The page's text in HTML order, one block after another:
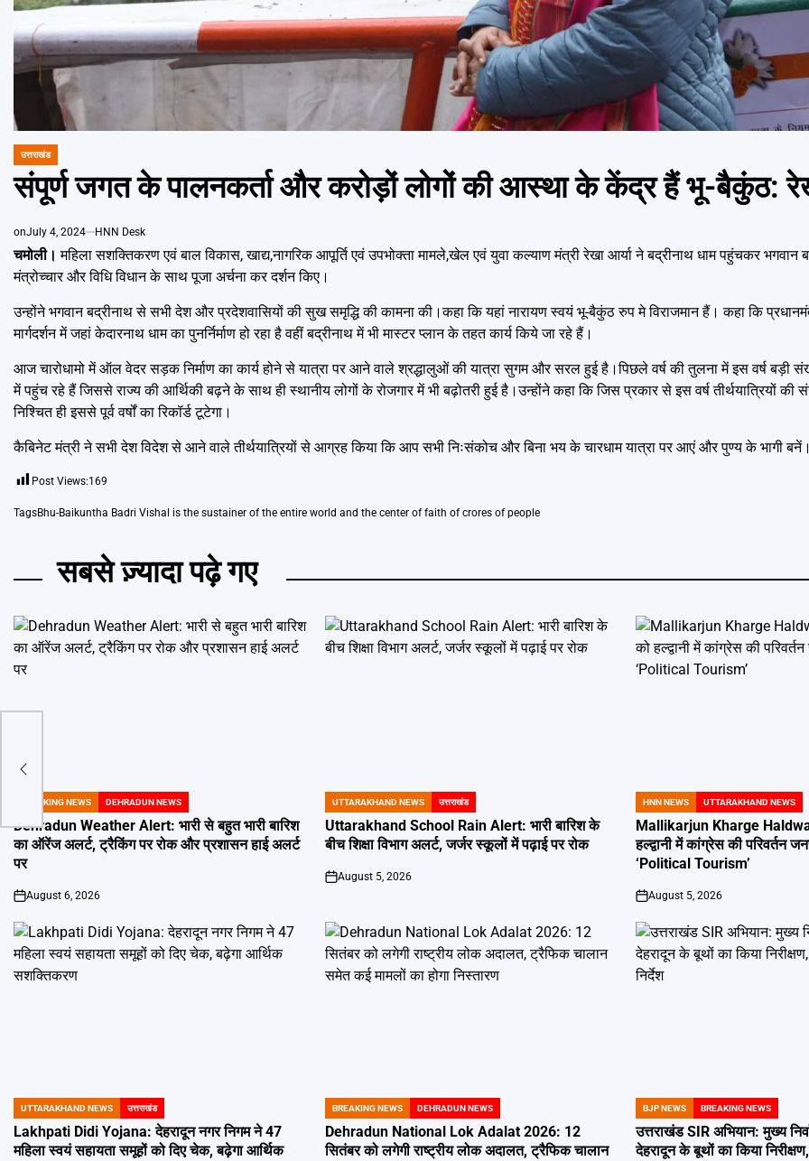
POSTED
उत्तराखंड
संपूर्ण जगत के पालनकर्ता और करोड़ों लोगों की आस्था के केंद्र हैं भू-बैकुंठ:
onJuly 4, 2024 HNN Desk
चमोली। महिला सशक्तिकरण एवं बाल विकास, खाद्य,नागरिक आपूर्ति एवं उपभोक्ता मामले,खेल एवं युवा कल्याण मंत्री रेखा आर्या ने बद्रीनाथ धाम पहुंचकर भगवान
मंत्रोच्चार और विधि विधान के साथ पूजा अर्चना कर दर्शन किए।
उन्होंने भगवान बद्रीनाथ से सभी देश और प्रदेशवासियों की सुख समृद्धि की कामना की।कहा कि यहां नारायण स्वयं भू-बैकुंठ रुप मे विराजमान हैं। कहा कि
मार्गदर्शन में जहां केदारनाथ धाम का पुनर्निर्माण हो रहा है वहीं बद्रीनाथ में भी मास्टर प्लान के तहत कार्य किये जा रहे हैं।
आज चारोधामो में ऑल वेदर सड़क निर्माण का कार्य होने से यात्रा पर आने वाले श्रद्धालुओं की यात्रा सुगम और सरल हुई है।पिछले वर्ष की तुलना में इस वर्ष बड़ी
में पहुंच रहे हैं जिससे राज्य की आर्थिकी बढ़ने के साथ ही स्थानीय लोगों के रोजगार में भी बढ़ोतरी हुई है।उन्होंने कहा कि जिस प्रकार से इस वर्ष तीर्थयात्रियों की
निश्चित ही इससे पूर्व वर्षों का रिकॉर्ड टूटेगा।
कैबिनेट मंत्री ने सभी देश विदेश से आने वाले तीर्थयात्रियों से आग्रह किया कि आप सभी निःसंकोच और बिना भय के चारधाम यात्रा पर आएं और पुण्य के भागी बनें।
Post Views:169
TagsBhu-Baikuntha Badri Vishal is the sustainer of the entire world and the center of faith of crores of people
सबसे ज़्यादा पढ़े गए
POSTED
BREAKING NEWS DEHRADUN NEWS
Dehradun Weather Alert: भारी से बहुत भारी बारिश
का ऑरेंज अलर्ट, ट्रैकिंग पर रोक और प्रशासन हाई अलर्ट
पर
on
August 6, 2026
POSTED
IN
UTTARAKHAND NEWS उत्तराखंड
Uttarakhand School Rain Alert: भारी बारिश के
बीच शिक्षा विभाग अलर्ट, जर्जर स्कूलों में पढ़ाई पर रोक
on
August 5, 2026
POSTED
IN
HNN NEWS UTTARAKHAND NEWS
Mallikarjun Kharge
हल्द्वानी में कांग्रेस की परिवर्तन
‘Political Tourism’
on
August 5, 2026
POSTED
IN
UTTARAKHAND NEWS उत्तराखंड
Lakhpati Didi Yojana: देहरादून नगर निगम ने 47
महिला स्वयं सहायता समूहों को दिए चेक, बढ़ेगा आर्थिक
POSTED
IN
BREAKING NEWS DEHRADUN NEWS
Dehradun National Lok Adalat 2026: 12
सितंबर को लगेगी राष्ट्रीय लोक अदालत, ट्रैफिक चालान
POSTED
IN
BJP NEWS BREAKING NEWS
उत्तराखंड SIR अभियान: मुख्य
देहरादून के बूथों का किया